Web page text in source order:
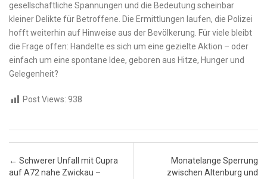
gesellschaftliche Spannungen und die Bedeutung scheinbar
kleiner Delikte für Betroffene. Die Ermittlungen laufen, die Polizei
hofft weiterhin auf Hinweise aus der Bevölkerung. Für viele bleibt
die Frage offen: Handelte es sich um eine gezielte Aktion – oder
einfach um eine spontane Idee, geboren aus Hitze, Hunger und
Gelegenheit?
Post Views: 938
Post navigation
← Schwerer Unfall mit Cupra
auf A72 nahe Zwickau –
Monatelange Sperrung
zwischen Altenburg und